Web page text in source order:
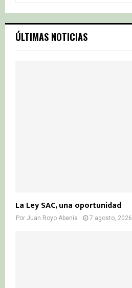
c
h
ÚLTIMAS NOTICIAS
La Ley SAC, una oportunidad
Por Juan Royo Abenia 7 agosto, 2026